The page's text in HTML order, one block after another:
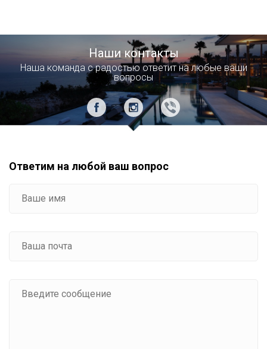
Наши контакты
Наша команда с радостью ответит на любые ваши
вопросы
Ответим на любой ваш вопрос